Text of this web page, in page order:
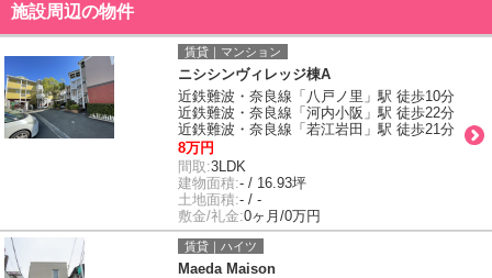
施設周辺の物件
賃貸｜マンション
ニシシンヴィレッジ棟A
近鉄難波・奈良線「八戸ノ里」駅 徒歩10分
近鉄難波・奈良線「河内小阪」駅 徒歩22分
近鉄難波・奈良線「若江岩田」駅 徒歩21分
8万円
間取:3LDK
建物面積:- / 16.93坪
土地面積:- / -
敷金/礼金:0ヶ月/0万円
賃貸｜ハイツ
Maeda Maison